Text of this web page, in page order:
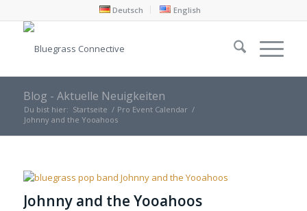
Deutsch English
Blog - Aktuelle Neuigkeiten
Du bist hier: Startseite / Pro Event Calendar /
Johnny and the Yooahoos
Johnny and the Yooahoos